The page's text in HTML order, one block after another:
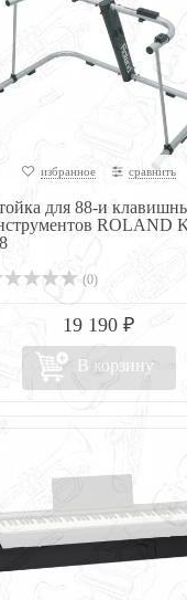
избранное сравнить
для 88-и
ROLAND
(0)
19 190 ₽
В корзину